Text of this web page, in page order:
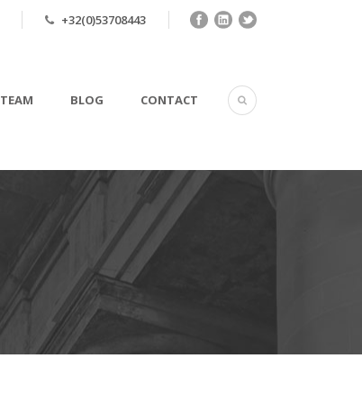
+32(0)53708443
TEAM BLOG CONTACT